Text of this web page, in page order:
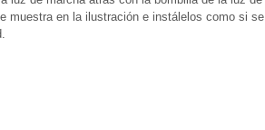
muestra en la ilustración e instálelos como si se